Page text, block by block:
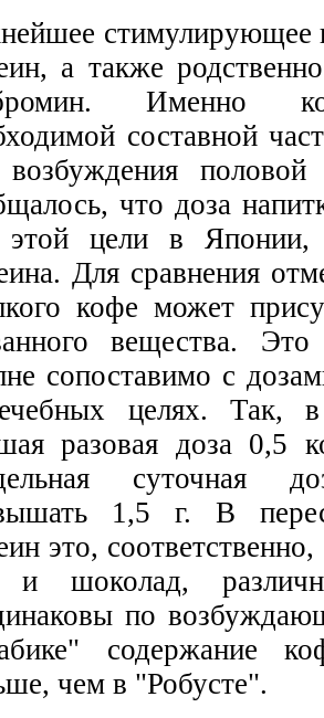
стимулирующее
а также
Именно
составной
половой
что доза
этой цели в
Для сравнения
кофе может
вещества.
сопоставимо с
целях. Так,
разовая доза 0,5
суточная
1,5 г. В
это,
и шоколад,
по
содержание
чем в "Робусте".